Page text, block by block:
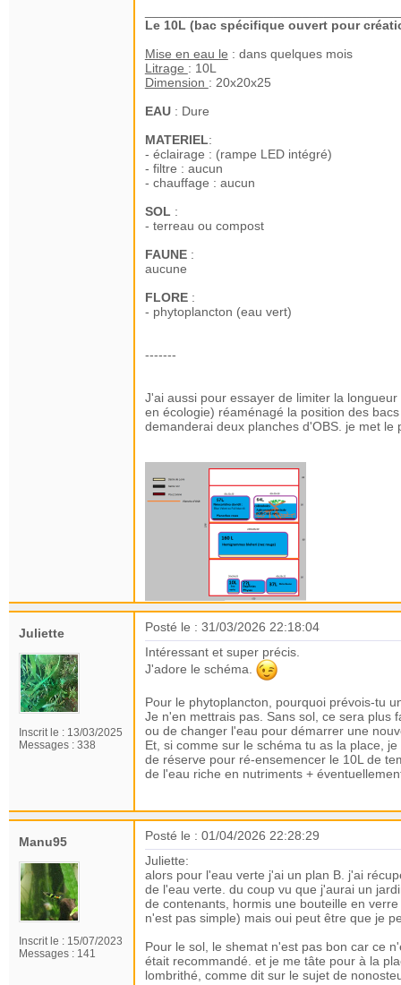
Le 10L (bac spécifique ouvert pour
Mise en eau le : dans quelques mois
Litrage : 10L
Dimension : 20x20x25
EAU : Dure
MATERIEL:
- éclairage : (rampe LED intégré)
- filtre : aucun
- chauffage : aucun
SOL :
- terreau ou compost
FAUNE :
aucune
FLORE :
- phytoplancton (eau vert)
-------
J'ai aussi pour essayer de limiter la
en écologie) réaménagé la position des
demanderai deux planches d'OBS. je met le
Juliette
Inscrit le : 13/03/2025
Messages : 338
Posté le : 31/03/2026 22:18:04
Intéressant et super précis.
J'adore le schéma.
Pour le phytoplancton, pourquoi prévois-tu
Je n'en mettrais pas. Sans sol, ce sera plus
ou de changer l'eau pour démarrer une
Et, si comme sur le schéma tu as la place,
de réserve pour ré-ensemencer le 10L de
de l'eau riche en nutriments +
Manu95
Inscrit le : 15/07/2023
Messages : 141
Posté le : 01/04/2026 22:28:29
Juliette:
alors pour l'eau verte j'ai un plan B. j'ai
de l'eau verte. du coup vu que j'aurai un
de contenants, hormis une bouteille en
n'est pas simple) mais oui peut être que je
Pour le sol, le shemat n'est pas bon car ce
était recommandé. et je me tâte pour à la
lombrithé, comme dit sur le sujet de